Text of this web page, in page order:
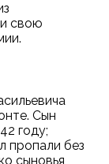
свою
Сын
году;
пропали без
сыновья